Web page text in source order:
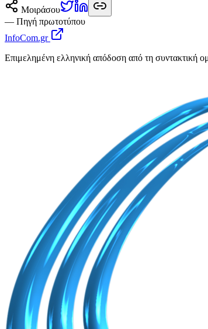
Μοιράσου
— Πηγή πρωτοτύπου
InfoCom.gr
Επιμελημένη ελληνική απόδοση από τη συντακτική